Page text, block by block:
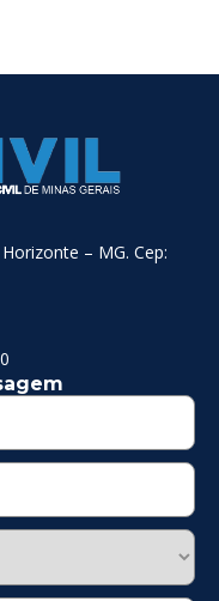
– MG. Cep: